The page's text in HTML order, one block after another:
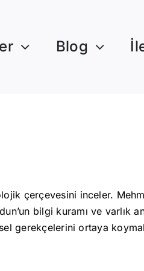
Blog
çerçevesini inceler.
bilgi kuramı ve varlık
gerekçelerini ortaya